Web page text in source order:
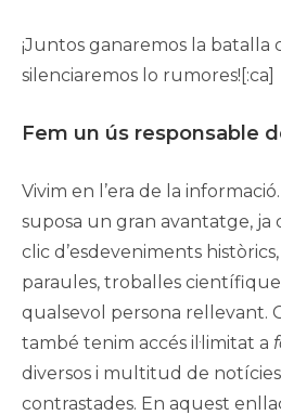
¡Juntos ganaremos la batalla
silenciaremos lo rumores![:ca]
Fem un ús responsable
Vivim en l’era de la
suposa un gran avantatge, ja
clic d’esdeveniments
paraules, troballes
qualsevol persona rellevant.
també tenim accés il·limitat a
diversos i multitud de
contrastades. En aquest